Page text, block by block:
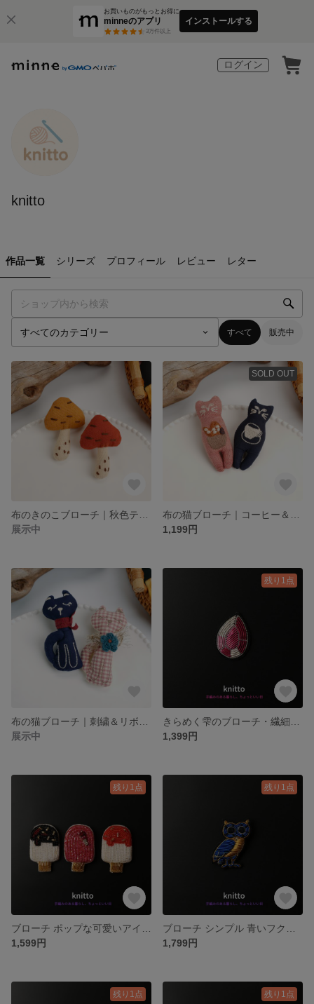
お買いものがもっとお得に
minneのアプリ
3万件以上
インストールする
ログイン
knitto
作品一覧 シリーズ プロフィール レビュー レター
すべて 販売中
展示中
SOLD OUT
1,199円
展示中
残り1点
1,399円
残り1点
1,599円
残り1点
1,799円
残り1点 残り1点